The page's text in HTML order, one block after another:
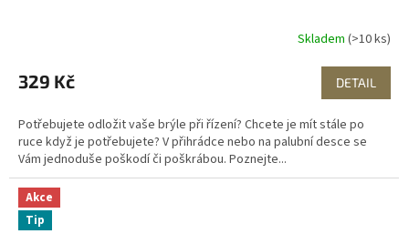
Skladem (>10 ks)
329 Kč DETAIL
Potřebujete odložit vaše brýle při řízení? Chcete je mít stále po
ruce když je potřebujete? V přihrádce nebo na palubní desce se
Vám jednoduše poškodí či poškrábou. Poznejte...
Akce
Tip